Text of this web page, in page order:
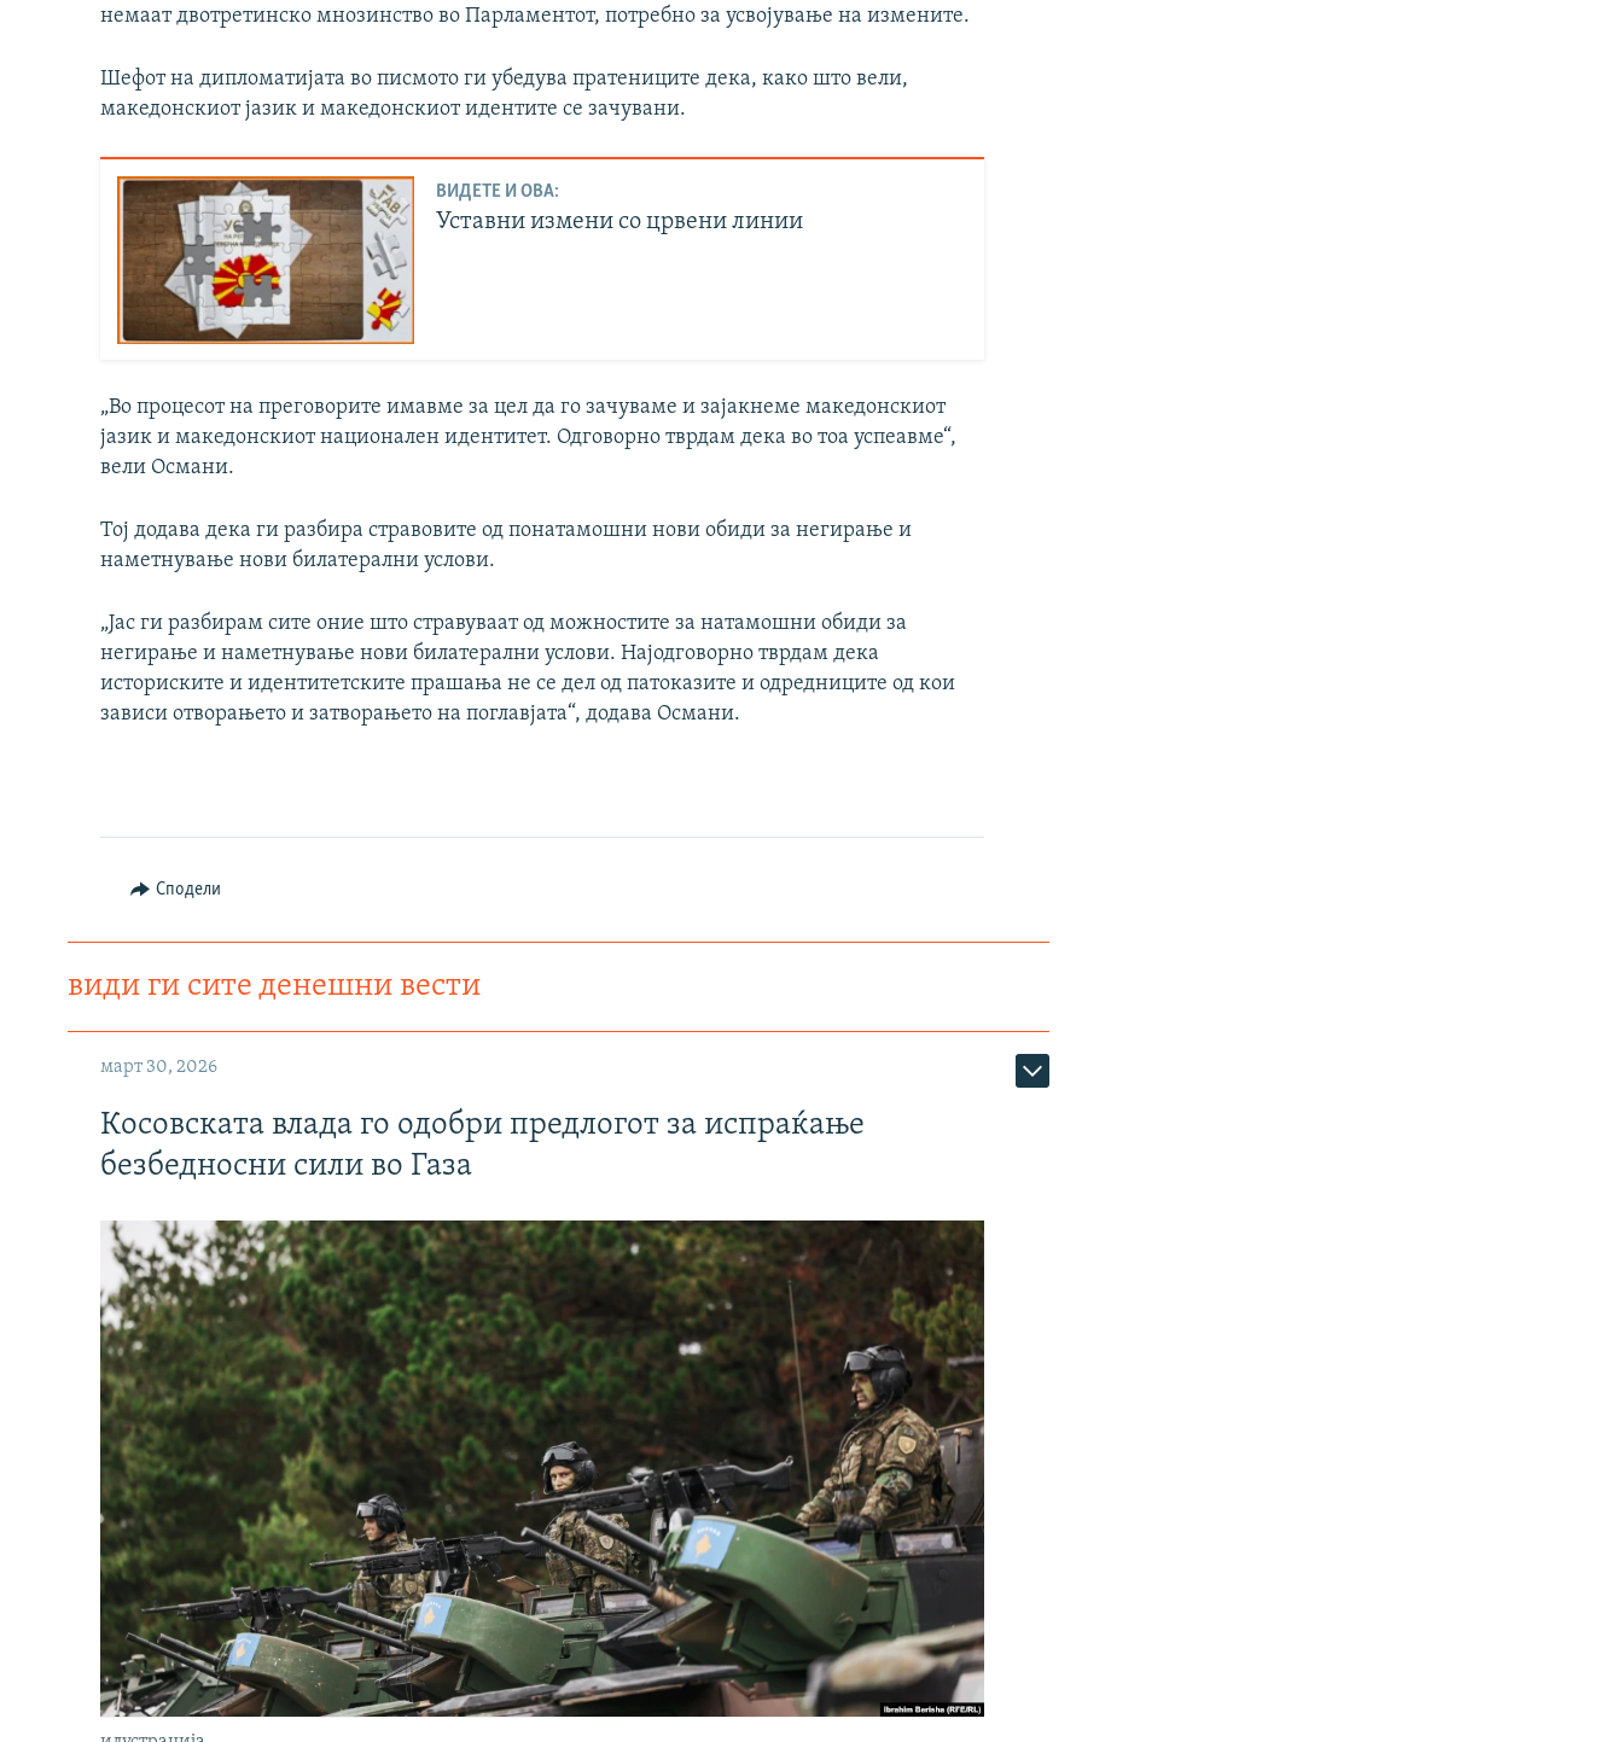
немаат двотретинско мнозинство во Парламентот, потребно за усвојување на измените.
Шефот на дипломатијата во писмото ги убедува пратениците дека, како што вели,
македонскиот јазик и македонскиот идентите се зачувани.
ВИДЕТЕ И ОВА:
Уставни измени со црвени линии
„Во процесот на преговорите имавме за цел да го зачуваме и зајакнеме македонскиот
јазик и македонскиот национален идентитет. Одговорно тврдам дека во тоа успеавме“,
вели Османи.
Тој додава дека ги разбира стравовите од понатамошни нови обиди за негирање и
наметнување нови билатерални услови.
„Јас ги разбирам сите оние што стравуваат од можностите за натамошни обиди за
негирање и наметнување нови билатерални услови. Најодговорно тврдам дека
историските и идентитетските прашања не се дел од патоказите и одредниците од кои
зависи отворањето и затворањето на поглавјата“, додава Османи.
Сподели
види ги сите денешни вести
март 30, 2026
Косовската влада го одобри предлогот за испраќање
безбедносни сили во Газа